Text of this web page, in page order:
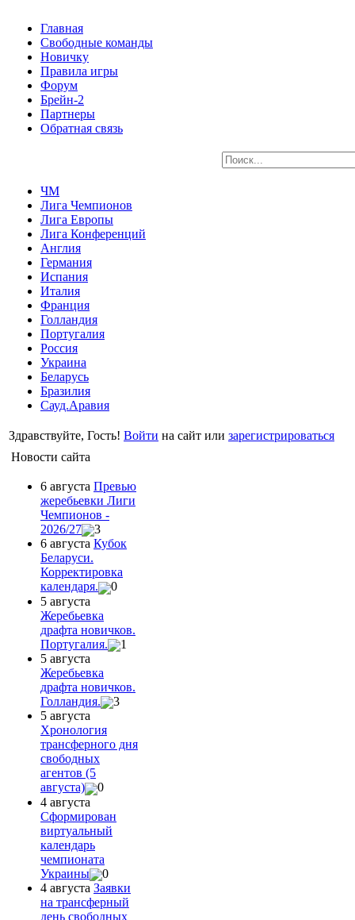
Главная
Свободные команды
Новичку
Правила игры
Форум
Брейн-2
Партнеры
Обратная связь
ЧМ
Лига Чемпионов
Лига Европы
Лига Конференций
Англия
Германия
Испания
Италия
Франция
Голландия
Португалия
Россия
Украина
Беларусь
Бразилия
Сауд.Аравия
Здравствуйте, Гость! Войти на сайт или зарегистрироваться
Новости сайта
6 августа Превью
жеребьевки Лиги
Чемпионов -
2026/27
3
6 августа Кубок
Беларуси.
Корректировка
календаря.
0
5 августа
Жеребьевка
драфта новичков.
Португалия.
1
5 августа
Жеребьевка
драфта новичков.
Голландия.
3
5 августа
Хронология
трансферного дня
свободных
агентов (5
августа)
0
4 августа
Сформирован
виртуальный
календарь
чемпионата
Украины
0
4 августа Заявки
на трансферный
день свободных